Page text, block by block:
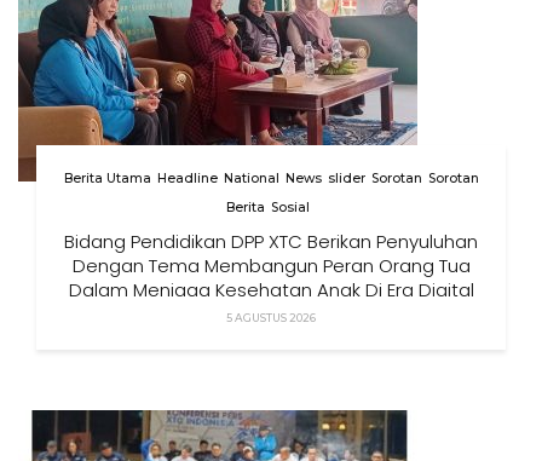
Berita Utama Headline National News slider Sorotan Sorotan
Berita Sosial
Bidang Pendidikan DPP XTC Berikan Penyuluhan
Dengan Tema Membangun Peran Orang Tua
Dalam Menjaga Kesehatan Anak Di Era Digital
5 AGUSTUS 2026